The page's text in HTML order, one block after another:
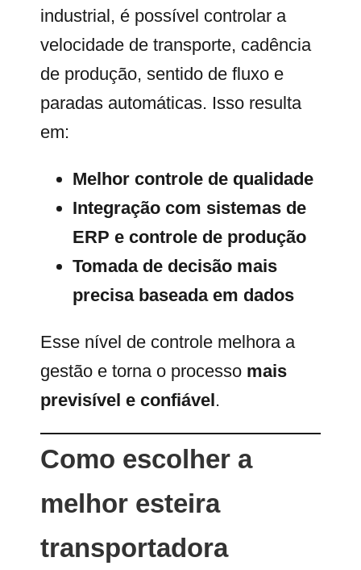
industrial, é possível controlar a
velocidade de transporte, cadência
de produção, sentido de fluxo e
paradas automáticas. Isso resulta
em:
Melhor controle de qualidade
Integração com sistemas de
ERP e controle de produção
Tomada de decisão mais
precisa baseada em dados
Esse nível de controle melhora a
gestão e torna o processo mais
previsível e confiável.
Como escolher a
melhor esteira
transportadora